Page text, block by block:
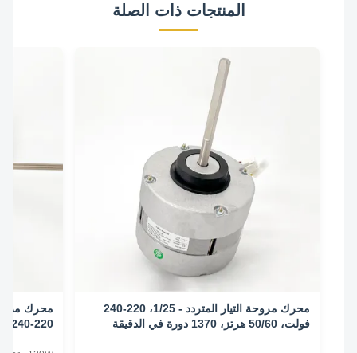
المنتجات ذات الصلة
محرك مروحة التيار المتردد - 1/25، 220-240
فولت، 50/60 هرتز، 1370 دورة في الدقيقة